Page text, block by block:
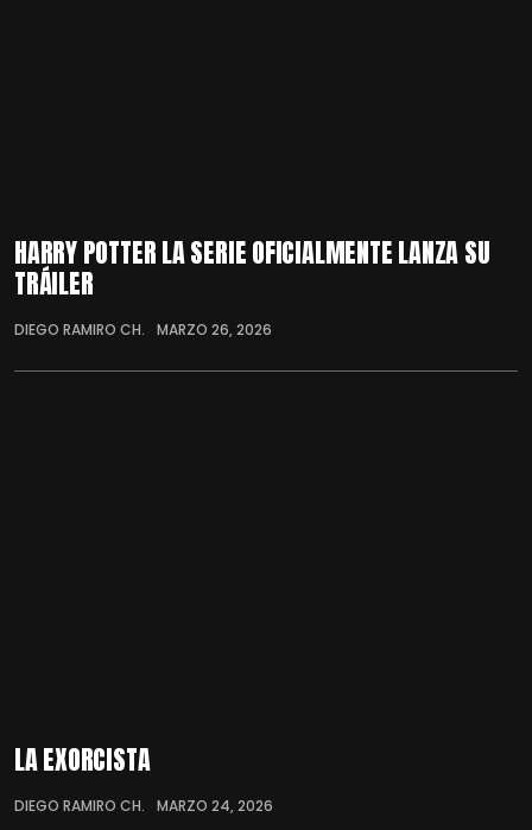
HARRY POTTER LA SERIE OFICIALMENTE LANZA SU
TRÁILER
DIEGO RAMIRO CH. MARZO 26, 2026
LA EXORCISTA
DIEGO RAMIRO CH. MARZO 24, 2026